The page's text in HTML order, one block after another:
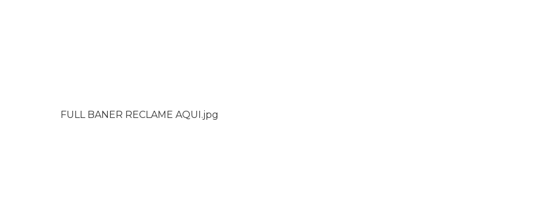
FULL BANER RECLAME AQUI.jpg